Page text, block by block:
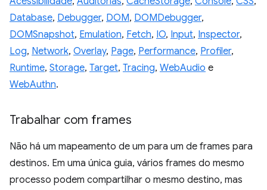
Database, Debugger, DOM, DOMDebugger,
DOMSnapshot, Emulation, Fetch, IO, Input, Inspector,
Log, Network, Overlay, Page, Performance, Profiler,
Runtime, Storage, Target, Tracing, WebAudio e
WebAuthn.
Trabalhar com frames
Não há um mapeamento de um para um de frames para
destinos. Em uma única guia, vários frames do mesmo
processo podem compartilhar o mesmo destino, mas